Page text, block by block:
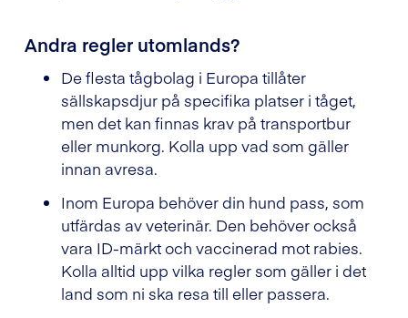
Andra regler utomlands?
De flesta tågbolag i Europa tillåter
sällskapsdjur på specifika platser i tåget,
men det kan finnas krav på transportbur
eller munkorg. Kolla upp vad som gäller
innan avresa.
Inom Europa behöver din hund pass, som
utfärdas av veterinär. Den behöver också
vara ID-märkt och vaccinerad mot rabies.
Kolla alltid upp vilka regler som gäller i det
land som ni ska resa till eller passera.